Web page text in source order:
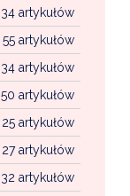
34 artykułów
55 artykułów
34 artykułów
50 artykułów
25 artykułów
27 artykułów
32 artykułów